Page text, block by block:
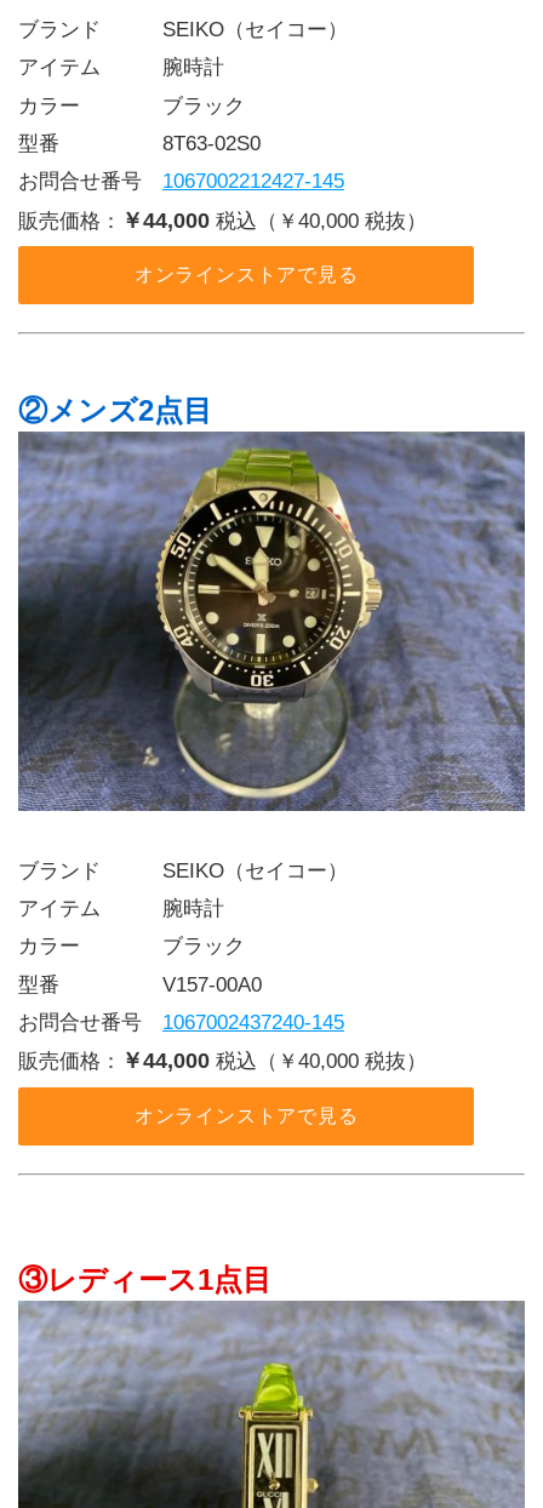
ブランド   SEIKO（セイコー）
アイテム   腕時計
カラー    ブラック
型番     8T63-02S0
お問合せ番号 1067002212427-145
販売価格： ￥44,000 税込（￥40,000 税抜）
オンラインストアで見る
②メンズ2点目
ブランド   SEIKO（セイコー）
アイテム   腕時計
カラー    ブラック
型番     V157-00A0
お問合せ番号 1067002437240-145
販売価格： ￥44,000 税込（￥40,000 税抜）
オンラインストアで見る
③レディース1点目